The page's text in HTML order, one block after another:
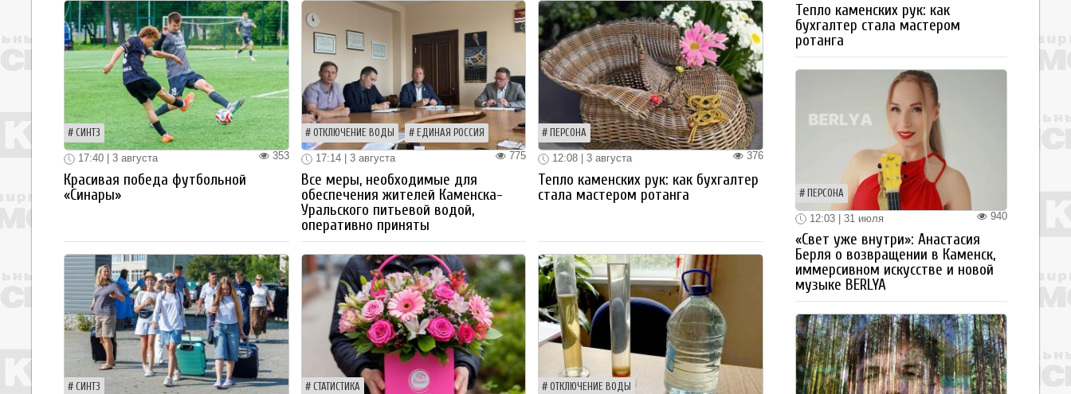
СИНТЗ
353
17:40 | 3 августа
Красивая победа футбольной
«Синары»
ОТКЛЮЧЕНИЕ ВОДЫ ЕДИНАЯ РОССИЯ
775
17:14 | 3 августа
Все меры, необходимые для
обеспечения жителей Каменска-
Уральского питьевой водой,
оперативно приняты
ПЕРСОНА
376
12:08 | 3 августа
Тепло каменских рук: как бухгалтер
стала мастером ротанга
СИНТЗ СТАТИСТИКА ОТКЛЮЧЕНИЕ ВОДЫ
Тепло каменских рук: как
бухгалтер стала мастером
ротанга
ПЕРСОНА
940
12:03 | 31 июля
«Свет уже внутри»: Анастасия
Берля о возвращении в Каменск,
иммерсивном искусстве и новой
музыке BERLYA